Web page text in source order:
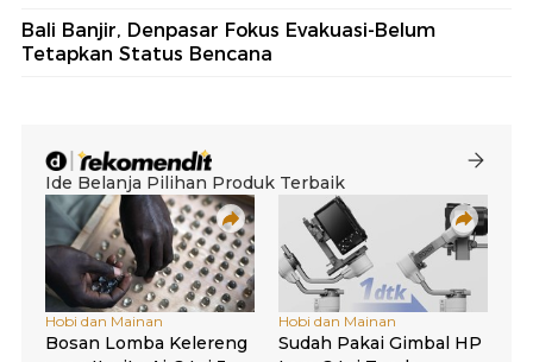
Bali Banjir, Denpasar Fokus Evakuasi-Belum
Tetapkan Status Bencana